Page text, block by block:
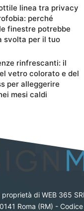
linea tra privacy
perché
finestre potrebbe
svolta per il tuo
rinfrescanti: il
vetro colorato e del
per alleggerire
mesi caldi
di WEB 365
Roma (RM) -